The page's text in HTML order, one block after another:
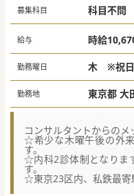
募集科目 科目不問
給与 時給
勤務曜日 木 ※祝日
勤務地 東京
コンサルタントからのメ
☆希少な木曜午後の外
す。
☆内科2診体制となりま
す。
☆東京23区内、私鉄最寄
群です。